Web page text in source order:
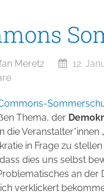
Meretz 12.
Thema, der
die Veranstalter*innen
in Frage zu
dies uns selbst
an der
verklickert